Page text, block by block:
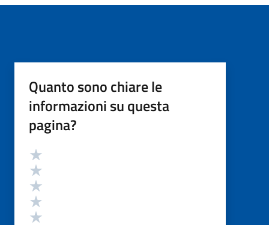
Quanto sono chiare le
informazioni su questa
pagina?
Valutazione